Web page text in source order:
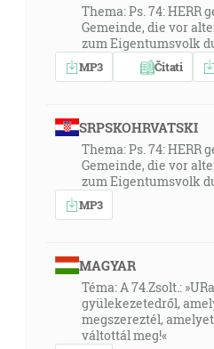
Thema: Ps. 74: HERR
Gemeinde, die vor
zum Eigentumsvolk
MP3 Čitati
SRPSKOHRVATSKI
Thema: Ps. 74: HERR
Gemeinde, die vor
zum Eigentumsvolk
MP3
MAGYAR
Téma: A 74.Zsolt.:
gyülekezetedről,
megszereztél,
váltottál meg!«